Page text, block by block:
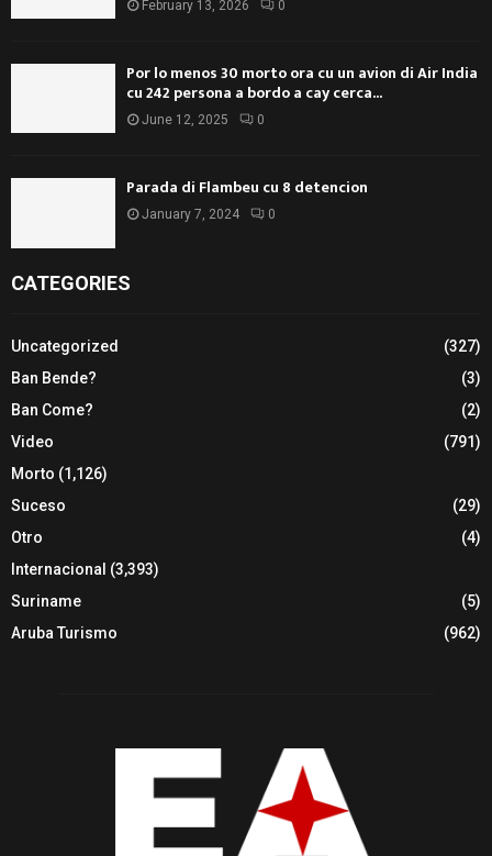
February 13, 2026 0
Por lo menos 30 morto ora cu un avion di Air India
cu 242 persona a bordo a cay cerca...
June 12, 2025 0
Parada di Flambeu cu 8 detencion
January 7, 2024 0
CATEGORIES
Uncategorized
(327)
Ban Bende?
(3)
Ban Come?
(2)
Video
(791)
Morto (1,126)
Suceso
(29)
Otro
(4)
Internacional (3,393)
Suriname
(5)
Aruba Turismo
(962)